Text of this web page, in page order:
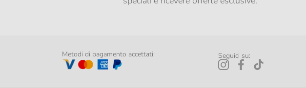
Metodi di pagamento accettati: Seguici su: